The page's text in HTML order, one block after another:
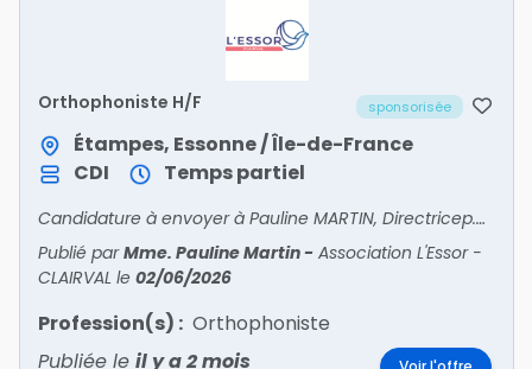
Orthophoniste H/F sponsorisée
Étampes, Essonne / Île-de-France
CDI
Temps partiel
Candidature à envoyer à Pauline MARTIN, Directricep.martin@lessor.asso.fr
Publié parMme. Pauline Martin- Association L'Essor -
CLAIRVAL le 02/06/2026
Profession(s) : Orthophoniste
Publiée le il y a 2 mois